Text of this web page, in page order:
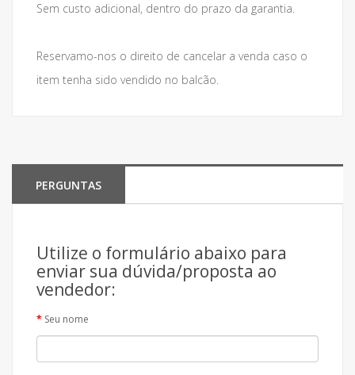
Sem custo adicional, dentro do prazo da garantia.
Reservamo-nos o direito de cancelar a venda caso o
item tenha sido vendido no balcão.
PERGUNTAS
Utilize o formulário abaixo para
enviar sua dúvida/proposta ao
vendedor:
Seu nome